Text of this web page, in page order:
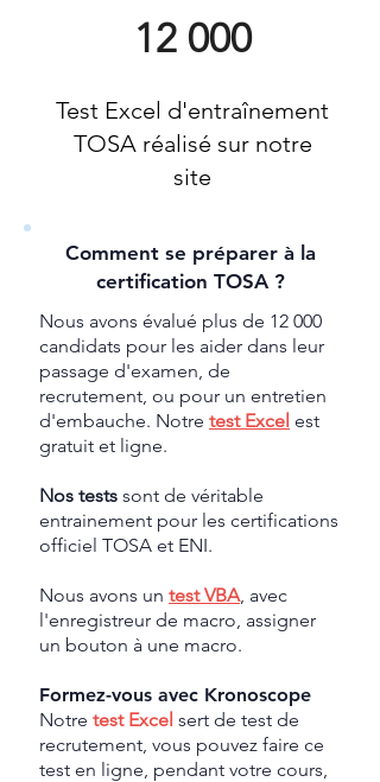
12 000
Test Excel d'entraînement
TOSA réalisé sur notre
site
Comment se préparer à la
certification TOSA ?
Nous avons évalué plus de 12 000
candidats pour les aider dans leur
passage d'examen, de
recrutement, ou pour un entretien
d'embauche. Notre test Excel est
gratuit et ligne.
Nos tests sont de véritable
entrainement pour les certifications
officiel TOSA et ENI.
Nous avons un test VBA, avec
l'enregistreur de macro, assigner
un bouton à une macro.
Formez-vous avec Kronoscope
Notre test Excel sert de test de
recrutement, vous pouvez faire ce
test en ligne, pendant votre cours,